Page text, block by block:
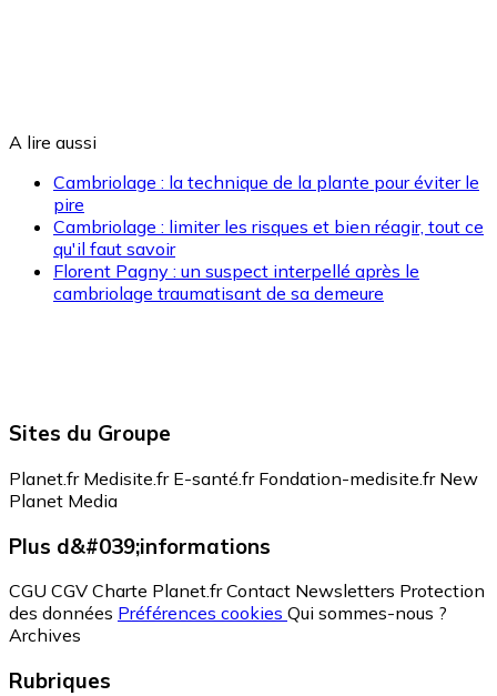
A lire aussi
Cambriolage : la technique de la plante pour éviter le
pire
Cambriolage : limiter les risques et bien réagir, tout ce
qu'il faut savoir
Florent Pagny : un suspect interpellé après le
cambriolage traumatisant de sa demeure
Sites du Groupe
Planet.fr Medisite.fr E-santé.fr Fondation-medisite.fr New
Planet Media
Plus d&#039;informations
CGU CGV Charte Planet.fr Contact Newsletters Protection
des données Préférences cookies Qui sommes-nous ?
Archives
Rubriques